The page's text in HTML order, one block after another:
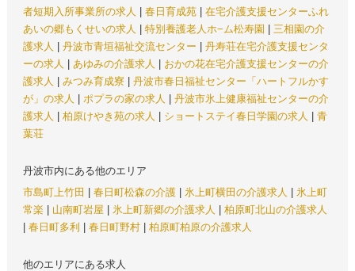
者短期入所事業所の求人
春日育成苑
在宅介護支援センターふれ
あいの郷もくせいの求人
特別養護老人ホ−ム松寿園
三相園の介
護求人
丹波市青垣福祉交流センター
丹寿荘在宅介護支援センタ
ーの求人
あゆみの介護求人
おかの花在宅介護支援センターの介
護求人
みつみ育成寮
丹波市春日福祉センター「ハートフルかす
が」の求人
ポプラの家の求人
丹波市氷上健康福祉センターの介
護求人
柏原けやき苑の求人 ショートステイ春日学園の求人
青
葉荘
丹波市内にある他のエリア
市島町上竹田
春日町松森の介護 氷上町横田の介護求人
氷上町
常楽
山南町岩屋 氷上町新郷の介護求人
柏原町北山の介護求人
春日町多利 春日町野村 柏原町柏原の介護求人
他のエリアにある求人